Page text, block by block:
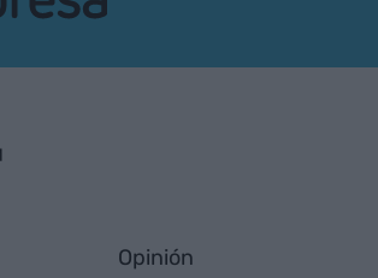
Opinión